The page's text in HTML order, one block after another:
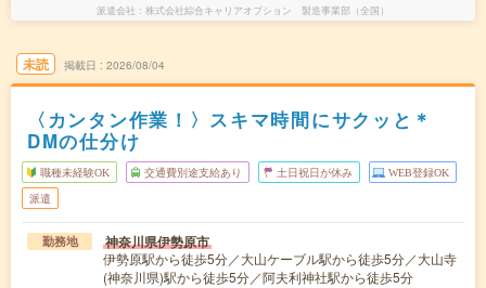
派遣会社 株式会社綜合キャリアオプション 製造事業部（全国）
未読 掲載日 2026/08/04
〈カンタン作業！〉スキマ時間にサクッと＊
DMの仕分け
職種未経験OK 交通費別途支給あり 土日祝日が休み WEB登録OK
派遣
勤務地 神奈川県伊勢原市
伊勢原駅から徒歩5分／大山ケーブル駅から徒歩5分／大山寺
(神奈川県)駅から徒歩5分／阿夫利神社駅から徒歩5分